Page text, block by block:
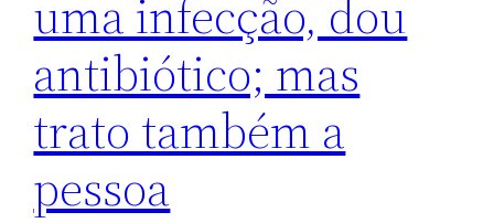
uma infecção, dou
antibiótico; mas
trato também a
pessoa